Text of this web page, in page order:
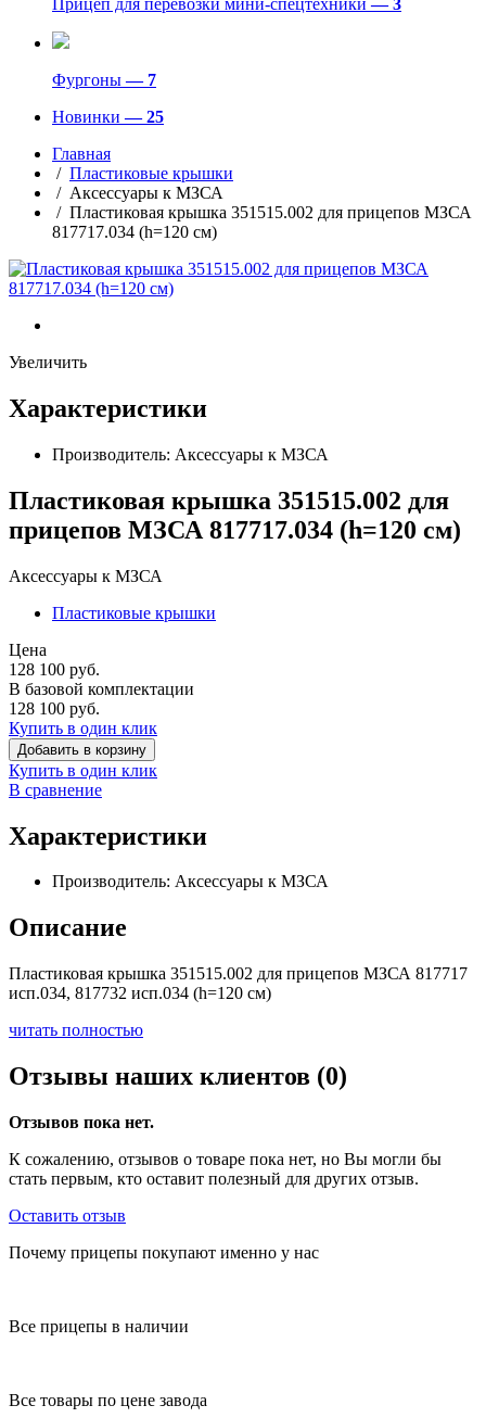
Прицеп для перевозки мини-спецтехники— 3
Фургоны— 7
Новинки— 25
Главная
/ Пластиковые крышки
/ Аксессуары к МЗСА
/ Пластиковая крышка 351515.002 для прицепов МЗСА
817717.034 (h=120 см)
Увеличить
Характеристики
Производитель: Аксессуары к МЗСА
Пластиковая крышка 351515.002 для
прицепов МЗСА 817717.034 (h=120 см)
Аксессуары к МЗСА
Пластиковые крышки
Цена
128 100 руб.
В базовой комплектации
128 100 руб.
Купить в один клик
Добавить в корзину
Купить в один клик
В сравнение
Характеристики
Производитель: Аксессуары к МЗСА
Описание
Пластиковая крышка 351515.002 для прицепов МЗСА 817717
исп.034, 817732 исп.034 (h=120 см)
читать полностью
Отзывы наших клиентов (0)
Отзывов пока нет.
К сожалению, отзывов о товаре пока нет, но Вы могли бы
стать первым, кто оставит полезный для других отзыв.
Оставить отзыв
Почему прицепы покупают именно у нас
Все прицепы в наличии
Все товары по цене завода